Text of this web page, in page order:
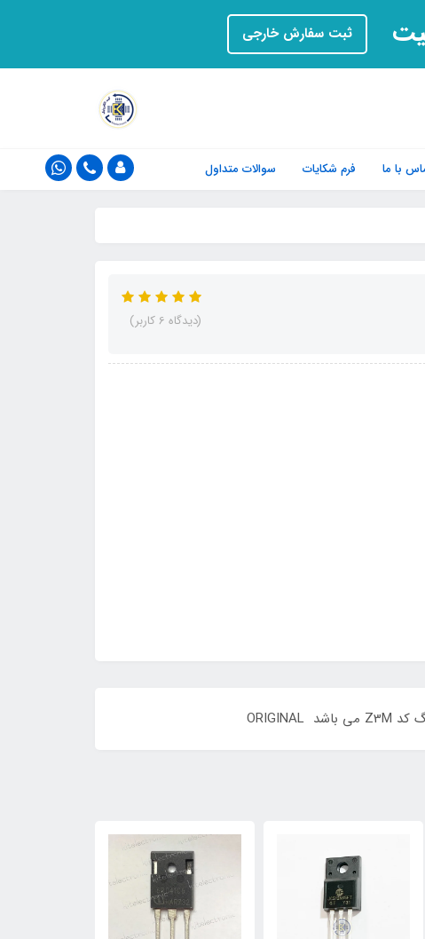
ثبت سفارش خارجی
با ما فرم‌ شکایات سوالات متداول
(دیدگاه 6 کاربر)